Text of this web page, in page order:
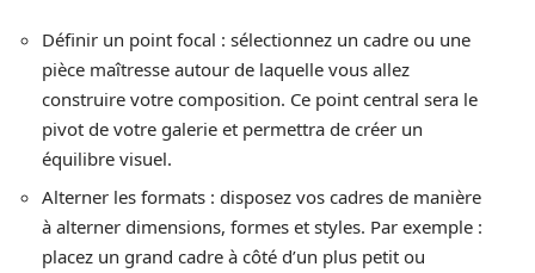
Définir un point focal : sélectionnez un cadre ou une
pièce maîtresse autour de laquelle vous allez
construire votre composition. Ce point central sera le
pivot de votre galerie et permettra de créer un
équilibre visuel.
Alterner les formats : disposez vos cadres de manière
à alterner dimensions, formes et styles. Par exemple :
placez un grand cadre à côté d’un plus petit ou